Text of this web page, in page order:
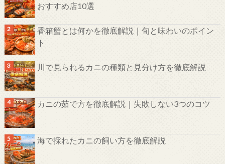
おすすめ店10選
香箱蟹とは何かを徹底解説｜旬と味わいのポイン
ト
川で見られるカニの種類と見分け方を徹底解説
カニの茹で方を徹底解説｜失敗しない3つのコツ
海で採れたカニの飼い方を徹底解説